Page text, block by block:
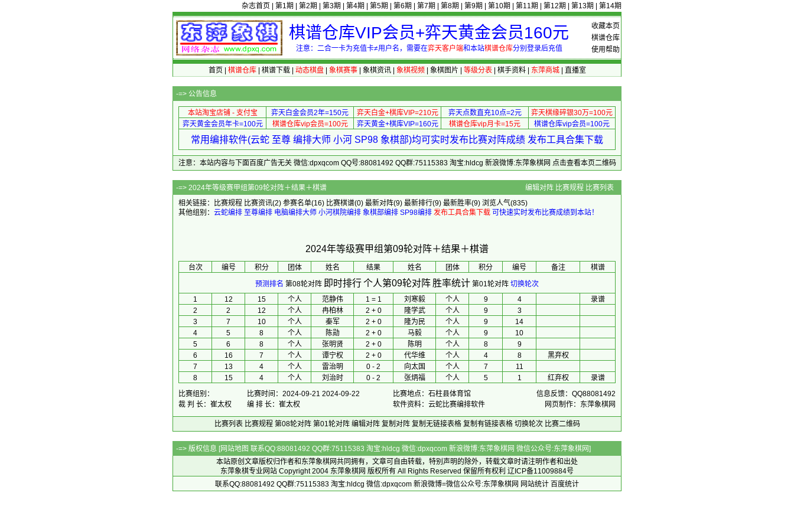
杂志首页 第1期 第2期 第3期 第4期 第5期 第6期 第7期 第8期 第9期 第10期 第11期 第12期 第13期 第14期
收藏本页
棋谱仓库
使用帮助
棋谱仓库VIP会员+弈天黄金会员160元
注意：二合一卡为充值卡≠用户名，需要在弈天客户端和本站棋谱仓库分别登录后充值
首页 棋谱仓库| 棋谱下载| 动态棋盘| 象棋赛事| 象棋资讯| 象棋视频 象棋图片 等级分表| 棋手资料| 东萍商城| 直播室
-=> 公告信息
本站淘宝店铺 - 支付宝 弈天白金会员2年=150元 弈天白金+棋库VIP=210元 弈天点数直充10点=2元
弈天棋缘碎银30万=100元
弈天黄金会员年卡=100元
棋谱仓库vip会员=100元 弈天黄金+棋库VIP=160元 棋谱仓库vip月卡=15元 棋谱仓库vip会员=100元
常用编排软件(云蛇 至尊 编排大师 小河 SP98 象棋部)均可实时发布比赛对阵成绩 发布工具合集下载
注意：本站内容与下面百度广告无关 微信:dpxqcom QQ号:88081492 QQ群:75115383 淘宝:hldcg 新浪微博:东萍象棋网 点击查看本页二维码
-=> 2024年等级赛甲组第09轮对阵＋结果＋棋谱 编辑对阵 比赛规程 比赛列表
相关链接：
比赛规程 比赛资讯(2) 参赛名单(16) 比赛棋谱(0) 最新对阵(9) 最新排行(9) 最新胜率(9) 浏览人气(835)
其他组别： 云蛇编排 至尊编排 电脑编排大师 小河棋院编排 象棋部编排 SP98编排 发布工具合集下载 可快速实时发布比赛成绩到本站！
2024年等级赛甲组第09轮对阵＋结果＋棋谱
台次 编号 积分 团体 姓名 结果 姓名 团体 积分 编号 备注
棋谱
预测排名 第08轮对阵 即时排行个人第09轮对阵 胜率统计 第01轮对阵 切换轮次
1
12 15 个人 范静伟 1 = 1 刘寒毅 个人 9 4
录谱
2
2 12 个人 冉柏林 2 + 0 隆学武 个人 9
3
3
7 10 个人 秦军 2 + 0 隆为民 个人 9
14
4
5 8 个人 陈勋 2 + 0 马毅 个人 9
10
5
6 8 个人 张明贤 2 + 0 陈明 个人 8
9
6
16 7 个人 谭宁权 2 + 0 代华维 个人 4 8
黑弃权
7
13 4 个人 雷治明 0 - 2 向太国 个人 7
11
8
15 4 个人 刘治时 0 - 2 张炳福 个人 5 1 红弃权
录谱
比赛组别：
比赛时间：2024-09-21 2024-09-22 比赛地点：石柱县体育馆
信息反馈：QQ88081492
裁 判 长：崔太权
编 排 长：崔太权 软件资料：云蛇比赛编排软件 网页制作：东萍象棋网
比赛列表 比赛规程 第08轮对阵 第01轮对阵 编辑对阵 复制对阵 复制无链接表格 复制有链接表格 切换轮次 比赛二维码
-=> 版权信息 [网站地图 联系QQ:88081492 QQ群:75115383 淘宝:hldcg 微信:dpxqcom 新浪微博:东萍象棋网 微信公众号:东萍象棋网]
本站原创文章版权归作者和 东萍象棋网共同拥有，文章可自由转载，特别声明的除外，转载文章时请注明作者和出处
东萍象棋专业网站 Copyright 2004 东萍象棋网 版权所有 All Rights Reserved 保留所有权利 辽ICP备11009884号
联系QQ:88081492 QQ群:75115383 淘宝:hldcg 微信:dpxqcom 新浪微博=微信公众号:东萍象棋网 网站统计 百度统计